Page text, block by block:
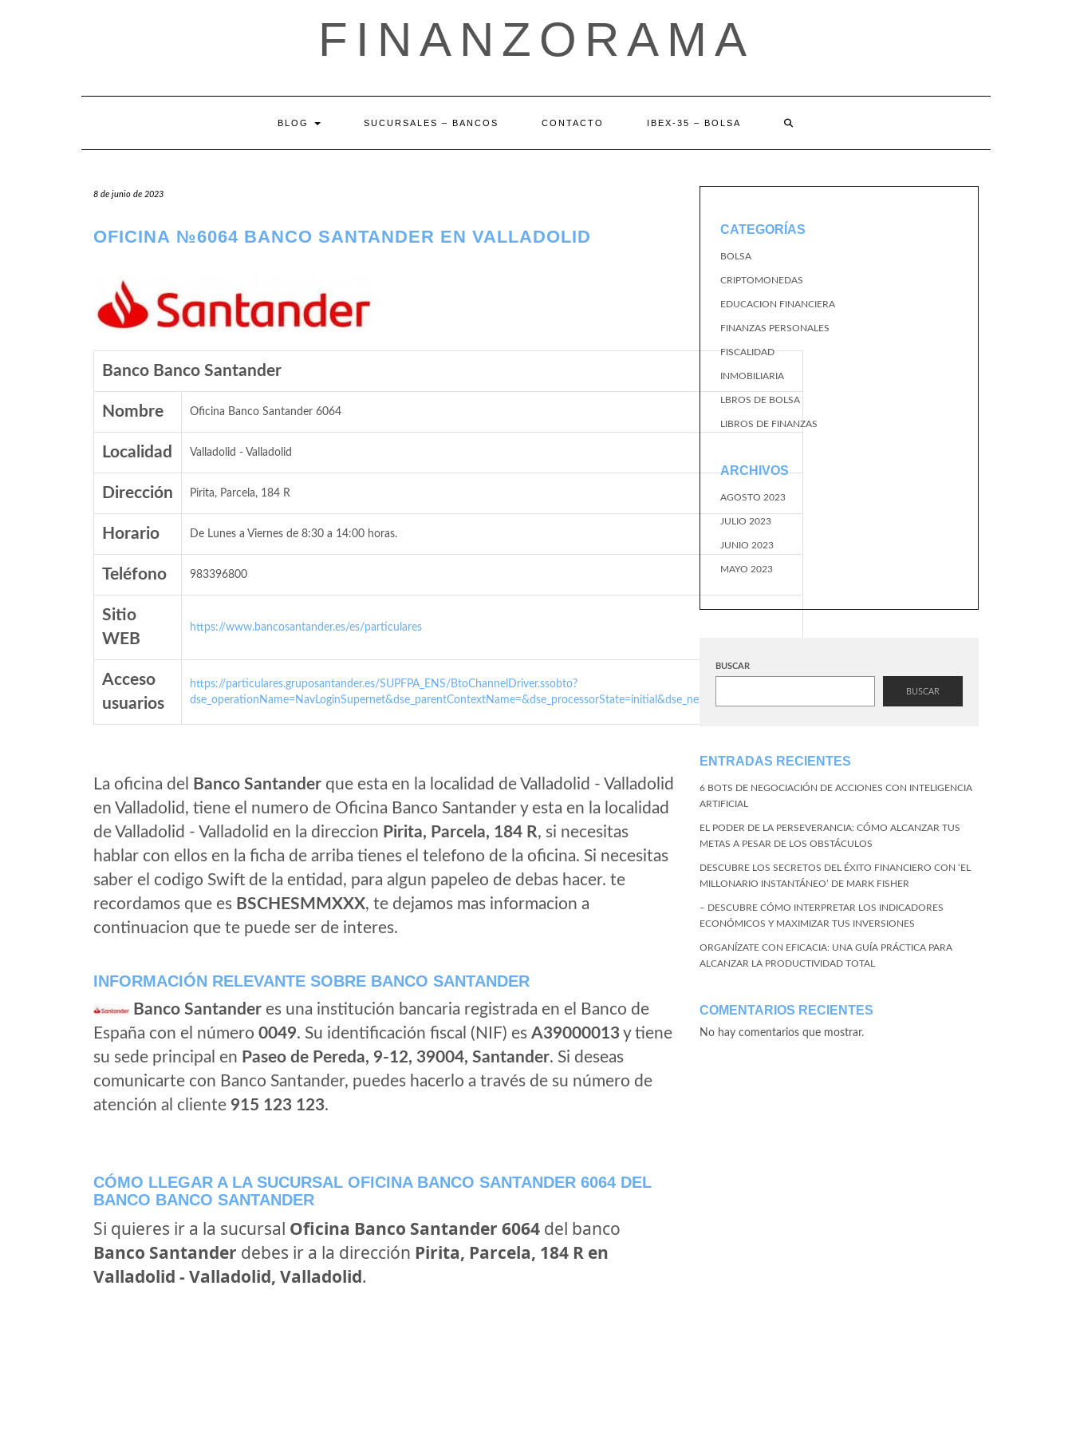
FINANZORAMA
BLOG SUCURSALES – BANCOS CONTACTO IBEX-35 – BOLSA
8 de junio de 2023
OFICINA №6064 BANCO SANTANDER EN VALLADOLID
Banco Banco Santander
Nombre Oficina Banco Santander 6064
Localidad Valladolid - Valladolid
Dirección Pirita, Parcela, 184 R
Horario De Lunes a Viernes de 8:30 a 14:00 horas.
Teléfono 983396800
Sitio
WEB
https://www.bancosantander.es/es/particulares
Acceso
usuarios
https://particulares.gruposantander.es/SUPFPA_ENS/BtoChannelDriver.ssobto?
dse_operationName=NavLoginSupernet&dse_parentContextName=&dse_processorState=initial&dse_nextEventName=start
La oficina del Banco Santander que esta en la localidad de Valladolid - Valladolid
en Valladolid, tiene el numero de Oficina Banco Santander y esta en la localidad
de Valladolid - Valladolid en la direccion Pirita, Parcela, 184 R, si necesitas
hablar con ellos en la ficha de arriba tienes el telefono de la oficina. Si necesitas
saber el codigo Swift de la entidad, para algun papeleo de debas hacer. te
recordamos que es BSCHESMMXXX, te dejamos mas informacion a
continuacion que te puede ser de interes.
INFORMACIÓN RELEVANTE SOBRE BANCO SANTANDER
Banco Santander es una institución bancaria registrada en el Banco de
España con el número 0049. Su identificación fiscal (NIF) es A39000013y tiene
su sede principal en Paseo de Pereda, 9-12, 39004, Santander. Si deseas
comunicarte con Banco Santander, puedes hacerlo a través de su número de
atención al cliente 915 123 123.
CÓMO LLEGAR A LA SUCURSAL OFICINA BANCO SANTANDER 6064 DEL
BANCO BANCO SANTANDER
Si quieres ir a la sucursal Oficina Banco Santander 6064 del banco
Banco Santander debes ir a la dirección Pirita, Parcela, 184 R en
Valladolid - Valladolid, Valladolid.
CATEGORÍAS
BOLSA
CRIPTOMONEDAS
EDUCACION FINANCIERA
FINANZAS PERSONALES
FISCALIDAD
INMOBILIARIA
LBROS DE BOLSA
LIBROS DE FINANZAS
ARCHIVOS
AGOSTO 2023
JULIO 2023
JUNIO 2023
MAYO 2023
BUSCAR
BUSCAR
ENTRADAS RECIENTES
6 BOTS DE NEGOCIACIÓN DE ACCIONES CON INTELIGENCIA
ARTIFICIAL
EL PODER DE LA PERSEVERANCIA: CÓMO ALCANZAR TUS
METAS A PESAR DE LOS OBSTÁCULOS
DESCUBRE LOS SECRETOS DEL ÉXITO FINANCIERO CON ‘EL
MILLONARIO INSTANTÁNEO’ DE MARK FISHER
– DESCUBRE CÓMO INTERPRETAR LOS INDICADORES
ECONÓMICOS Y MAXIMIZAR TUS INVERSIONES
ORGANÍZATE CON EFICACIA: UNA GUÍA PRÁCTICA PARA
ALCANZAR LA PRODUCTIVIDAD TOTAL
COMENTARIOS RECIENTES
No hay comentarios que mostrar.